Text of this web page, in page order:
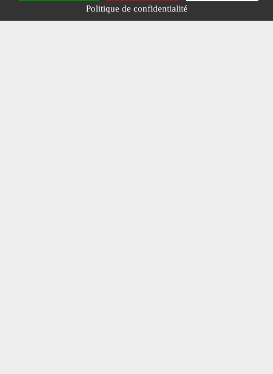
Politique de confidentialité